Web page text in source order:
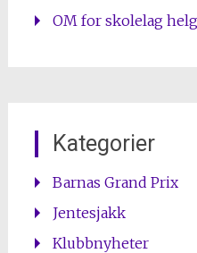
OM for skolelag
Kategorier
Barnas Grand Prix
Jentesjakk
Klubbnyheter